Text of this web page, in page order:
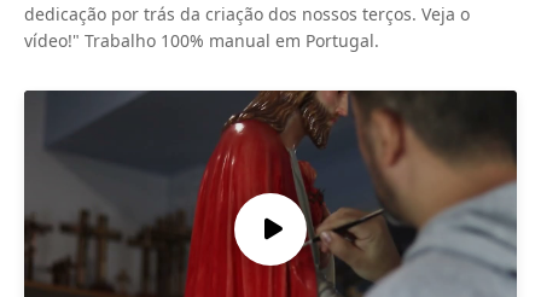
dedicação por trás da criação dos nossos terços. Veja o
vídeo!" Trabalho 100% manual em Portugal.